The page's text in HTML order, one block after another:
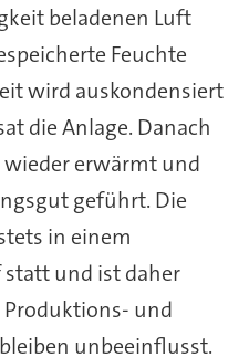
beladenen Luft
Feuchte
wird auskondensiert
die Anlage. Danach
erwärmt und
geführt. Die
in einem
statt und ist daher
und
unbeeinflusst.